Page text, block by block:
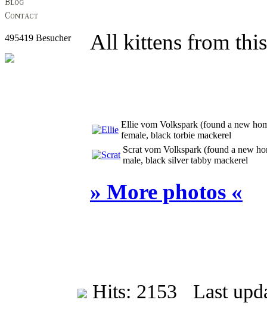
495419 Besucher All kittens from
Ellie vom Volkspark (found a new
female, black torbie mackerel
Scrat vom Volkspark (found a new
male, black silver tabby mackerel
» More photos «
Hits: 2153 Last